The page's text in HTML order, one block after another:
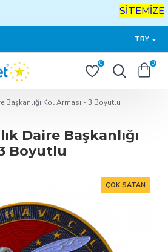
SİTEMİZE
TRY
0 0
Başkanlığı Kol Arması - 3 Boyutlu
Daire Başkanlığı
Boyutlu
ÇOK SATAN